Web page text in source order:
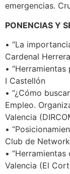
emergencias.
PONENCIAS Y
• “La
Cardenal
•
I Castellón
• “¿Cómo
Empleo.
Valencia
•
Club de
•
Valencia (El